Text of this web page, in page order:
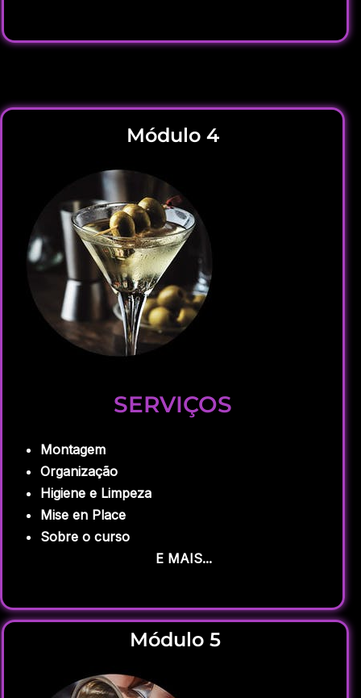
Módulo 4
SERVIÇOS
Montagem
Organização
Higiene e Limpeza
Mise en Place
Sobre o curso
E MAIS...
Módulo 5